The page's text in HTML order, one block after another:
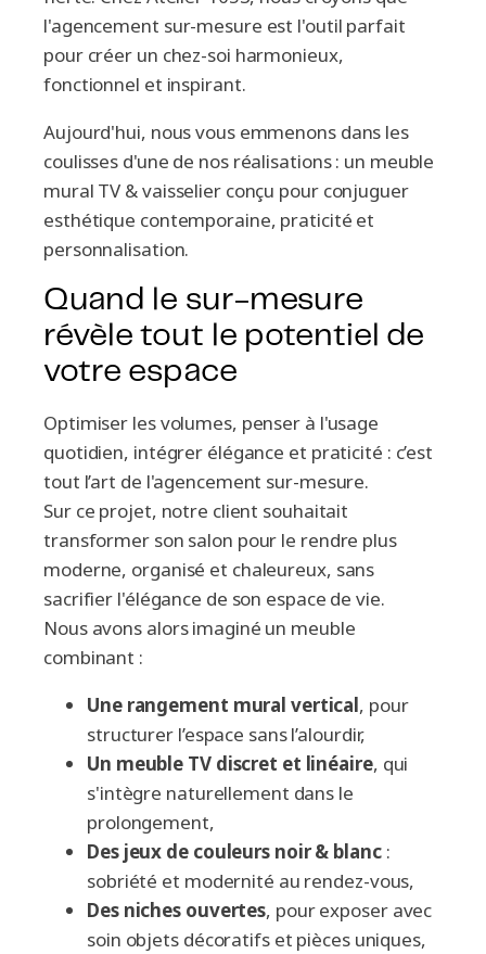
l'agencement sur-mesure est l'outil parfait
pour créer un chez-soi harmonieux,
fonctionnel et inspirant.
Aujourd'hui, nous vous emmenons dans les
coulisses d'une de nos réalisations : un meuble
mural TV & vaisselier conçu pour conjuguer
esthétique contemporaine, praticité et
personnalisation.
Quand le sur-mesure
révèle tout le potentiel de
votre espace
Optimiser les volumes, penser à l'usage
quotidien, intégrer élégance et praticité : c’est
tout l’art de l'agencement sur-mesure.
Sur ce projet, notre client souhaitait
transformer son salon pour le rendre plus
moderne, organisé et chaleureux, sans
sacrifier l'élégance de son espace de vie.
Nous avons alors imaginé un meuble
combinant :
Une rangement mural vertical, pour
structurer l’espace sans l’alourdir,
Un meuble TV discret et linéaire, qui
s'intègre naturellement dans le
prolongement,
Des jeux de couleurs noir & blanc:
sobriété et modernité au rendez-vous,
Des niches ouvertes, pour exposer avec
soin objets décoratifs et pièces uniques,